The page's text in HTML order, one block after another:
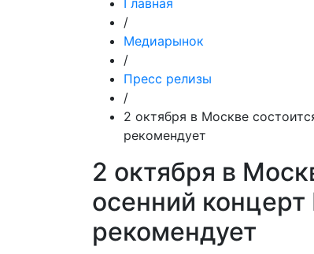
Главная
/
Медиарынок
/
Пресс релизы
/
2 октября в Москве
рекомендует
2 октября в
осенний концерт
рекомендует